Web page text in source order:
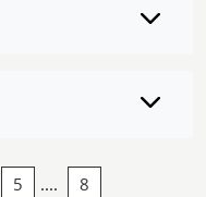
5 .... 8